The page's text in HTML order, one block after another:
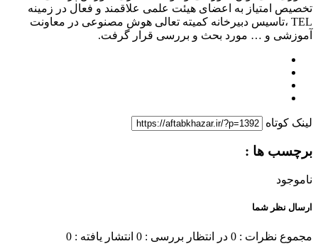
تخصیص امتیاز به اعضای هیئت علمی علاقمند و فعال در زمینه
TEL ،تاسیس دبیرخانه کمیته تعالی هوش مصنوعی در معاونت
آموزشی و … مورد بحث و بررسی قرار گرفت.
لینک کوتاه
برچسب ها :
ناموجود
ارسال نظر شما
مجموع نظرات : 0 در انتظار بررسی : 0 انتشار یافته : 0